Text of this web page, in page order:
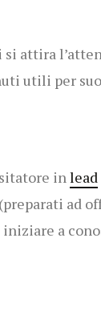
si attira
utili per
inlead
ad
a